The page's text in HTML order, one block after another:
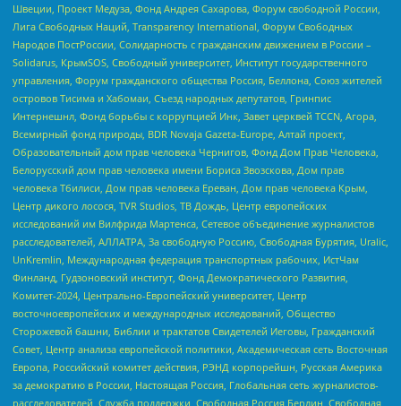
Швеции, Проект Медуза, Фонд Андрея Сахарова, Форум свободной России,
Лига Свободных Наций, Transparеncy International, Форум Свободных
Народов ПостРоссии, Солидарность с гражданским движением в России –
Solidarus, КрымSOS, Свободный университет, Институт государственного
управления, Форум гражданского общества Россия, Беллона, Союз жителей
островов Тисима и Хабомаи, Съезд народных депутатов, Гринпис
Интернешнл, Фонд борьбы с коррупцией Инк, Завет церквей TCCN, Агора,
Всемирный фонд природы, BDR Novaja Gazeta-Europe, Алтай проект,
Образовательный дом прав человека Чернигов, Фонд Дом Прав Человека,
Белорусский дом прав человека имени Бориса Звозскова, Дом прав
человека Тбилиси, Дом прав человека Ереван, Дом прав человека Крым,
Центр дикого лосося, TVR Studios, ТВ Дождь, Центр европейских
исследований им Вилфрида Мартенса, Сетевое объединение журналистов
расследователей, АЛЛАТРА, За свободную Россию, Свободная Бурятия, Uralic,
UnKremlin, Международная федерация транспортных рабочих, ИстЧам
Финланд, Гудзоновский институт, Фонд Демократического Развития,
Комитет-2024, Центрально-Европейский университет, Центр
восточноевропейских и международных исследований, Общество
Сторожевой башни, Библии и трактатов Свидетелей Иеговы, Гражданский
Совет, Центр анализа европейской политики, Академическая сеть Восточная
Европа, Российский комитет действия, РЭНД корпорейшн, Русская Америка
за демократию в России, Настоящая Россия, Глобальная сеть журналистов-
расследователей, Служба поддержки, Свободная Россия Берлин, Свободная